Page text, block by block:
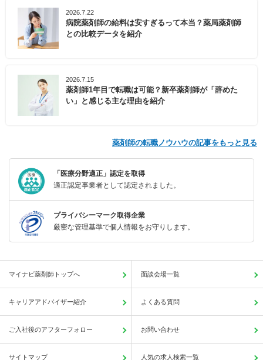
2026.7.22
病院薬剤師の給料は安すぎるって本当？薬局薬剤師
との比較データを紹介
2026.7.15
薬剤師1年目で転職は可能？新卒薬剤師が「辞めた
い」と感じる主な理由を紹介
薬剤師の転職ノウハウの記事をもっと見る
「医療分野適正」認定を取得
適正認定事業者として認定されました。
プライバシーマーク取得企業
厳密な管理基準で個人情報をお守りします。
マイナビ薬剤師トップへ 面談会場一覧
キャリアアドバイザー紹介 よくある質問
ご入社後のアフターフォロー お問い合わせ
サイトマップ 人気の求人検索一覧